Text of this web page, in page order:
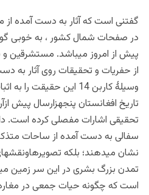
گفتنی است که آثار به دست آمده از
پیش از امروز میباشد. مستشرقین
از حفریات و تحقیقات روی آثار به
وسیلۀ کاربن 14 این
تاریخ افغانستان پنجهزارسال پیش
تحقیقی اشارات مفصلی کرده است.
سفالی به دست آمده از ساحات
نشان میدهند؛ بلکه
تمدن بزرگ بشری در این سر زمین
است که چگونه حیات جمعی در مغاره